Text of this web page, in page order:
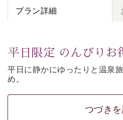
プラン詳細
平日限定 のんびりお
平日に静かにゆったりと温泉
め。
い。
どなたでも
つづき